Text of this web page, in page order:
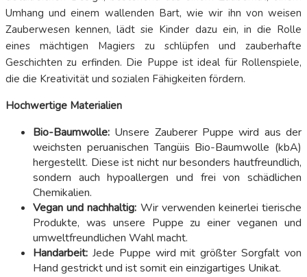
Umhang und einem wallenden Bart, wie wir ihn von weisen
Zauberwesen kennen, lädt sie Kinder dazu ein, in die Rolle
eines mächtigen Magiers zu schlüpfen und zauberhafte
Geschichten zu erfinden. Die Puppe ist ideal für Rollenspiele,
die die Kreativität und sozialen Fähigkeiten fördern.
Hochwertige Materialien
Bio-Baumwolle: Unsere Zauberer Puppe wird aus der
weichsten peruanischen Tangüis Bio-Baumwolle (kbA)
hergestellt. Diese ist nicht nur besonders hautfreundlich,
sondern auch hypoallergen und frei von schädlichen
Chemikalien.
Vegan und nachhaltig: Wir verwenden keinerlei tierische
Produkte, was unsere Puppe zu einer veganen und
umweltfreundlichen Wahl macht.
Handarbeit: Jede Puppe wird mit größter Sorgfalt von
Hand gestrickt und ist somit ein einzigartiges Unikat.